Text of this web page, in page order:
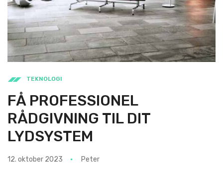
TEKNOLOGI
FÅ PROFESSIONEL
RÅDGIVNING TIL DIT
LYDSYSTEM
12. oktober 2023 Peter